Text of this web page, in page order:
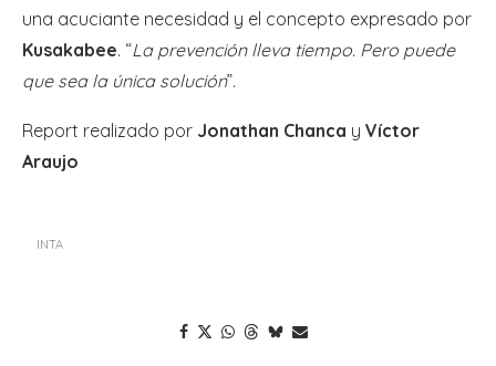
una acuciante necesidad y el concepto expresado por
Kusakabee. “La prevención lleva tiempo. Pero puede
que sea la única solución”.
Report realizado por Jonathan Chanca y Víctor
Araujo
INTA